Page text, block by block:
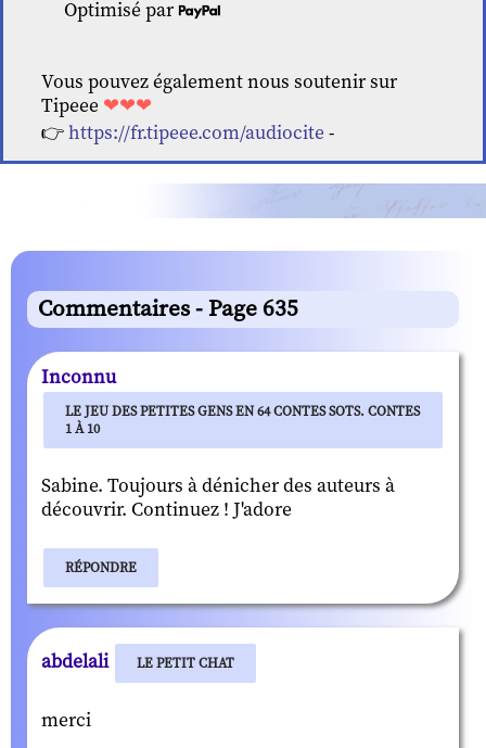
Optimisé par
Vous pouvez également nous soutenir sur
Tipeee ❤❤❤
👉https://fr.tipeee.com/audiocite -
Commentaires - Page 635
Inconnu
LE JEU DES PETITES GENS EN 64 CONTES SOTS. CONTES
1 À 10
Sabine. Toujours à dénicher des auteurs à
découvrir. Continuez ! J'adore
RÉPONDRE
abdelali LE PETIT CHAT
merci